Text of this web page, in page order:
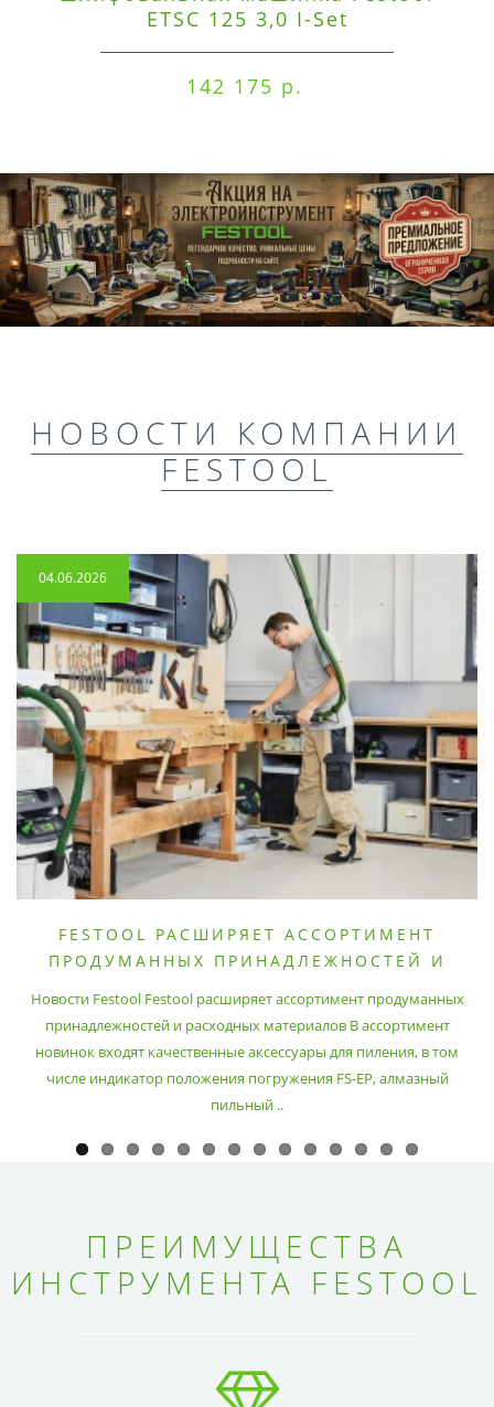
ETSC 125 3,0 I-Set
142 175 р.
НОВОСТИ КОМПАНИИ
FESTOOL
04.06.2026
FESTOOL РАСШИРЯЕТ АССОРТИМЕНТ
ПРОДУМАННЫХ ПРИНАДЛЕЖНОСТЕЙ И
Новости Festool Festool расширяет ассортимент продуманных
принадлежностей и расходных материалов В ассортимент
новинок входят качественные аксессуары для пиления, в том
числе индикатор положения погружения FS-EP, алмазный
пильный ..
ПРЕИМУЩЕСТВА
ИНСТРУМЕНТА FESTOOL